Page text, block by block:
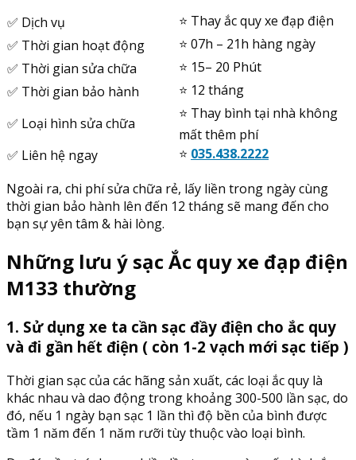
✅ Dịch vụ
⭐️ Thay ắc quy xe đạp điện
✅ Thời gian hoạt động
⭐️ 07h – 21h hàng ngày
✅ Thời gian sửa chữa
⭐️ 15– 20 Phút
✅ Thời gian bảo hành
⭐️ 12 tháng
✅ Loại hình sửa chữa
⭐️ Thay bình tại nhà không
mất thêm phí
✅ Liên hệ ngay
⭐️ 035.438.2222
Ngoài ra, chi phí sửa chữa rẻ, lấy liền trong ngày cùng
thời gian bảo hành lên đến 12 tháng sẽ mang đến cho
bạn sự yên tâm & hài lòng.
Những lưu ý sạc Ắc quy xe đạp điện
M133 thường
1. Sử dụng xe ta cần sạc đầy điện cho ắc quy
và đi gần hết điện ( còn 1-2 vạch mới sạc tiếp )
Thời gian sạc của các hãng sản xuất, các loại ắc quy là
khác nhau và dao động trong khoảng 300-500 lần sạc, do
đó, nếu 1 ngày bạn sạc 1 lần thì độ bền của bình được
tầm 1 năm đến 1 năm rưỡi tùy thuộc vào loại bình.